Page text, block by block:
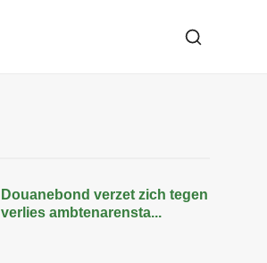
Douanebond verzet zich tegen
verlies ambtenarensta...